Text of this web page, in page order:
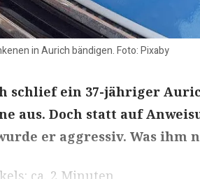
in Aurich bändigen. Foto: Pixaby
schlief ein 37-jähriger
aus. Doch statt auf
er aggressiv. Was ihm
ca. 2 Minuten